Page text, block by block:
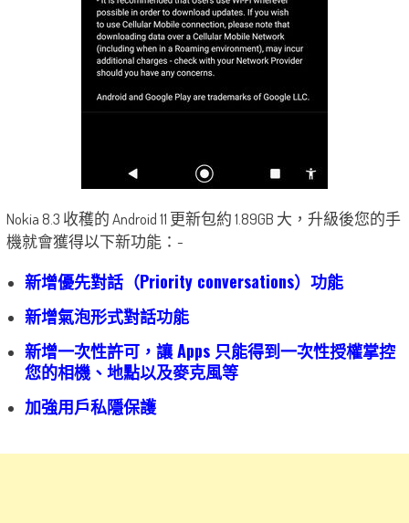
Nokia 8.3 收穫的 Android 11 更新包約 1.89GB 大，升級後您的手
機就會獲得以下新功能：-
新增優先對話（Priority conversations）功能
新增氣泡形式對話功能
新增一次性許可，讓 Apps 只能得到一次性授權掌控
您的相機、地點以及麥克風等
加強用戶私隱保護